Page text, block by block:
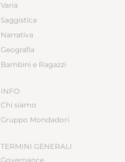
Varia
Saggistica
Narrativa
Geografia
Bambini e Ragazzi
INFO
Chi siamo
Gruppo Mondadori
TERMINI GENERALI
Governance